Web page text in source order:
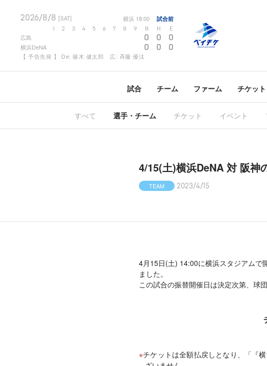
2026/8/8 [SAT] 横浜 18:00 試合前
2 3 4 5 6 7 8 9 R H E
広島 0 0 0
横浜DeNA 0 0 0
【 予告先発 】 De: 篠木 健太郎 広: 斉藤 優汰
試合 チーム ファーム チケット
すべて 選手・チーム チケット イベント
4/15(土)横浜DeNA 対 阪神
TEAM 2023/4/15
4月15日(土) 14:00に横浜スタジアムで
ました。
この試合の振替開催日は決定次第、球
チケットは全額払戻しとなり、「『